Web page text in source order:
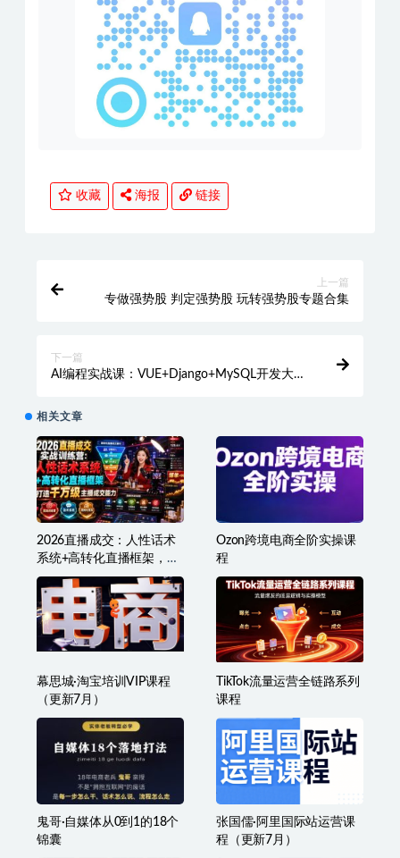
收藏 海报 链接
上一篇
专做强势股 判定强势股 玩转强势股专题合集
下一篇
AI编程实战课：VUE+Django+MySQL开发大型
相关文章
2026直播成交：人性话术
系统+高转化直播框架，打
造千万级主播成交能力
Ozon跨境电商全阶实操课
程
幕思城·淘宝培训VIP课程
（更新7月）
TikTok流量运营全链路系列
课程
鬼哥·自媒体从0到1的18个
锦囊
张国儒·阿里国际站运营课
程（更新7月）